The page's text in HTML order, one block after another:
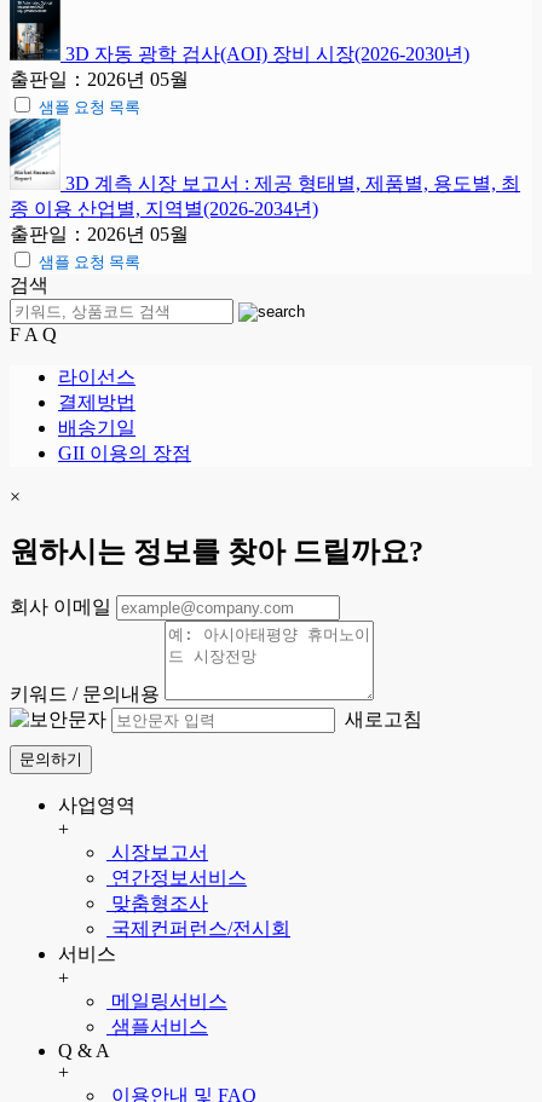
3D 자동 광학 검사(AOI) 장비 시장(2026-2030년)
출판일：2026년 05월
샘플 요청 목록
3D 계측 시장 보고서 : 제공 형태별, 제품별, 용도별, 최
종 이용 산업별, 지역별(2026-2034년)
출판일：2026년 05월
샘플 요청 목록
검색
F A Q
라이선스
결제방법
배송기일
GII 이용의 장점
×
원하시는 정보를 찾아 드릴까요?
회사 이메일
키워드 / 문의내용
새로고침
문의하기
사업영역
+
시장보고서
연간정보서비스
맞춤형조사
국제컨퍼런스/전시회
서비스
+
메일링서비스
샘플서비스
Q & A
+
이용안내 및 FAQ